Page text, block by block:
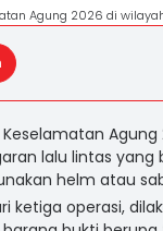
Agung 2026 di
lalu lintas
helm atau
ketiga operasi,